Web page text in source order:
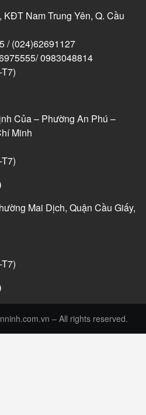
Nam Trung Yên, Q. Cầu
/ (024)62691127
0983048814
Của – Phường An Phú –
Minh
Mai Dịch, Quận Cầu Giấy,
– All rights reserved.